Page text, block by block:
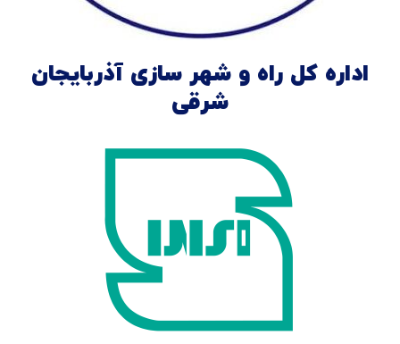
اداره کل راه و شهر سازی آذربایجان
شرقی